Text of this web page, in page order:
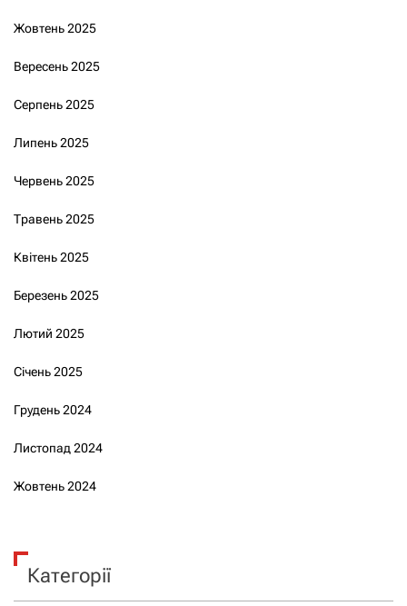
Жовтень 2025
Вересень 2025
Серпень 2025
Липень 2025
Червень 2025
Травень 2025
Квітень 2025
Березень 2025
Лютий 2025
Січень 2025
Грудень 2024
Листопад 2024
Жовтень 2024
Категорії